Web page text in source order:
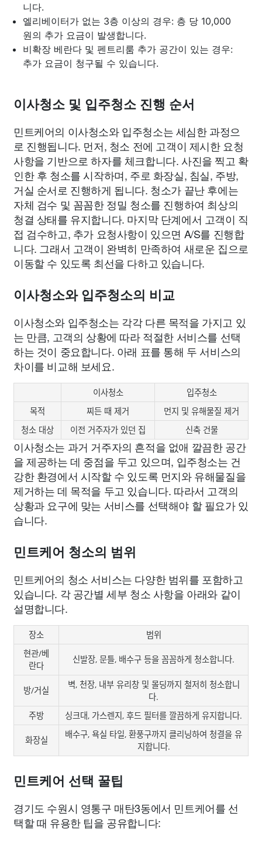
니다.
엘리베이터가 없는 3층 이상의 경우: 층 당 10,000
원의 추가 요금이 발생합니다.
비확장 베란다 및 펜트리룸 추가 공간이 있는 경우:
추가 요금이 청구될 수 있습니다.
이사청소 및 입주청소 진행 순서
민트케어의 이사청소와 입주청소는 세심한 과정으
로 진행됩니다. 먼저, 청소 전에 고객이 제시한 요청
사항을 기반으로 하자를 체크합니다. 사진을 찍고 확
인한 후 청소를 시작하며, 주로 화장실, 침실, 주방,
거실 순서로 진행하게 됩니다. 청소가 끝난 후에는
자체 검수 및 꼼꼼한 정밀 청소를 진행하여 최상의
청결 상태를 유지합니다. 마지막 단계에서 고객이 직
접 검수하고, 추가 요청사항이 있으면 A/S를 진행합
니다. 그래서 고객이 완벽히 만족하여 새로운 집으로
이동할 수 있도록 최선을 다하고 있습니다.
이사청소와 입주청소의 비교
이사청소와 입주청소는 각각 다른 목적을 가지고 있
는 만큼, 고객의 상황에 따라 적절한 서비스를 선택
하는 것이 중요합니다. 아래 표를 통해 두 서비스의
차이를 비교해 보세요.
이사청소
입주청소
목적
찌든 때 제거
먼지 및 유해물질 제거
청소 대상
이전 거주자가 있던 집 신축 건물
이사청소는 과거 거주자의 흔적을 없애 깔끔한 공간
을 제공하는 데 중점을 두고 있으며, 입주청소는 건
강한 환경에서 시작할 수 있도록 먼지와 유해물질을
제거하는 데 목적을 두고 있습니다. 따라서 고객의
상황과 요구에 맞는 서비스를 선택해야 할 필요가 있
습니다.
민트케어 청소의 범위
민트케어의 청소 서비스는 다양한 범위를 포함하고
있습니다. 각 공간별 세부 청소 사항을 아래와 같이
설명합니다.
장소
범위
현관/베
란다
신발장, 문틀, 배수구 등을 꼼꼼하게 청소합니다.
방/거실
벽, 천장, 내부 유리창 및 몰딩까지 철저히 청소합니
다.
주방
싱크대, 가스렌지, 후드 필터를 깔끔하게 유지합니다.
화장실
배수구, 욕실 타일, 환풍구까지 클리닝하여 청결을 유
지합니다.
민트케어 선택 꿀팁
경기도 수원시 영통구 매탄3동에서 민트케어를 선
택할 때 유용한 팁을 공유합니다: